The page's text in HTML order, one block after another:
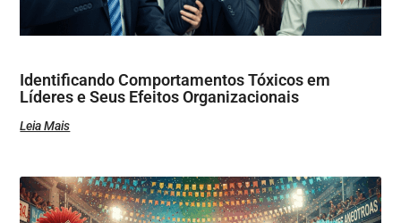
Identificando Comportamentos Tóxicos em
Líderes e Seus Efeitos Organizacionais
Leia Mais